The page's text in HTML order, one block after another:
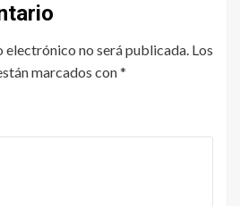
electrónico no será publicada. Los
marcados con*